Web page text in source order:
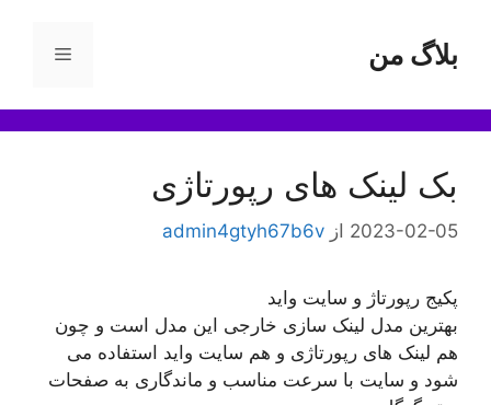
محتوابلاگ من فهرست
بک لینک های رپورتاژی
2023-02-05 از admin4gtyh67b6v
پکیج رپورتاژ و سایت واید
بهترین مدل لینک سازی خارجی این مدل است و چون
هم لینک های رپورتاژی و هم سایت واید استفاده می
شود و سایت با سرعت مناسب و ماندگاری به صفحات